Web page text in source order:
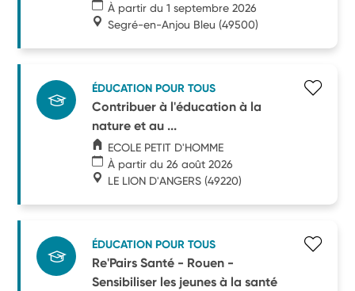
À partir du 1 septembre 2026
Segré-en-Anjou Bleu (49500)
ÉDUCATION POUR TOUS
Contribuer à l'éducation à la
nature et au ...
ECOLE PETIT D'HOMME
À partir du 26 août 2026
LE LION D'ANGERS (49220)
ÉDUCATION POUR TOUS
Re'Pairs Santé - Rouen -
Sensibiliser les jeunes à la santé